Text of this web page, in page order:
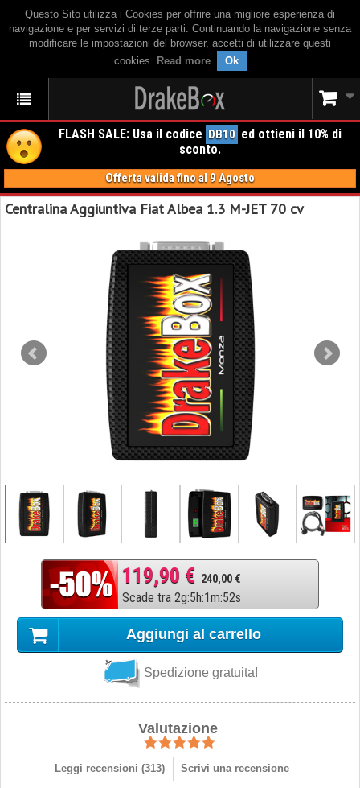
Questo Sito utilizza i Cookies per offrire una migliore esperienza di
navigazione e per servizi di terze parti. Continuando la navigazione senza
modificare le impostazioni del browser, accetti di utilizzare questi
cookies. Read more. Ok
FLASH SALE: Usa il codice DB10 ed ottieni il 10% di
sconto.
Offerta valida fino al 9 Agosto
Centralina Aggiuntiva Fiat Albea 1.3 M-JET 70 cv
119,90 € 240,00 €
Scade tra 2g:5h:1m:51s
Aggiungi al carrello
Spedizione gratuita!
Valutazione
Leggi recensioni (313) Scrivi una recensione